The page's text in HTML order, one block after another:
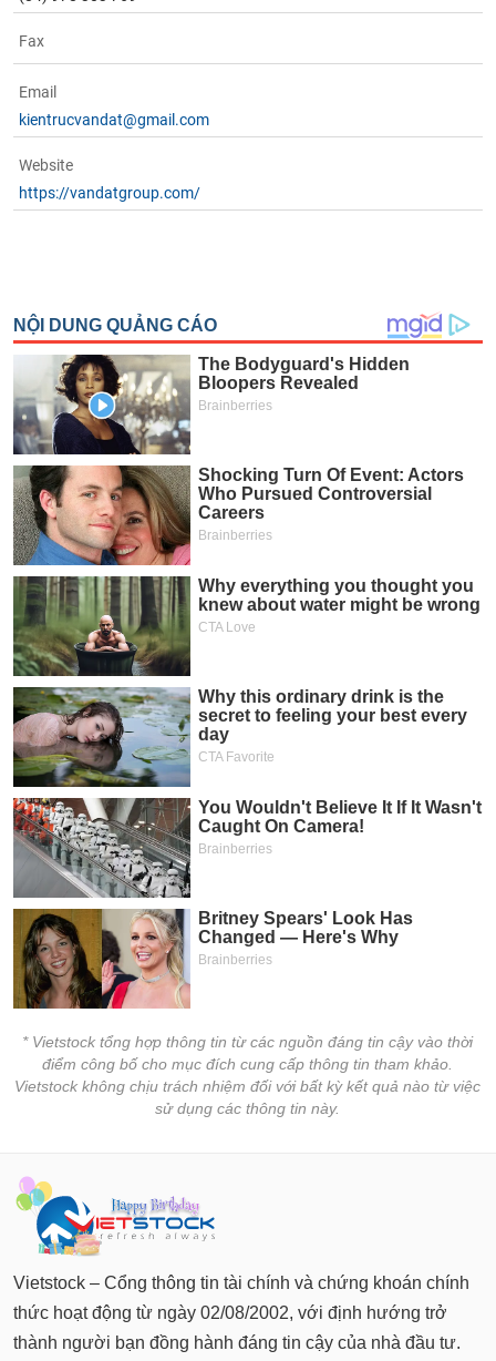
Fax
Email
kientrucvandat@gmail.com
Website
https://vandatgroup.com/
* Vietstock tổng hợp thông tin từ các nguồn đáng tin cậy vào thời
điểm công bố cho mục đích cung cấp thông tin tham khảo.
Vietstock không chịu trách nhiệm đối với bất kỳ kết quả nào từ việc
sử dụng các thông tin này.
Vietstock – Cổng thông tin tài chính và chứng khoán chính
thức hoạt động từ ngày 02/08/2002, với định hướng trở
thành người bạn đồng hành đáng tin cậy của nhà đầu tư.